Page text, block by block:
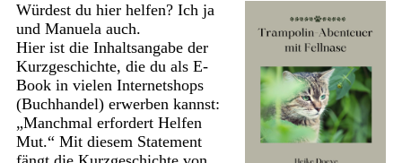
Würdest du hier helfen? Ich ja
und Manuela auch.
Hier ist die Inhaltsangabe der
Kurzgeschichte, die du als E-
Book in vielen Internetshops
(Buchhandel) erwerben kannst:
„Manchmal erfordert Helfen
Mut.“ Mit diesem Statement